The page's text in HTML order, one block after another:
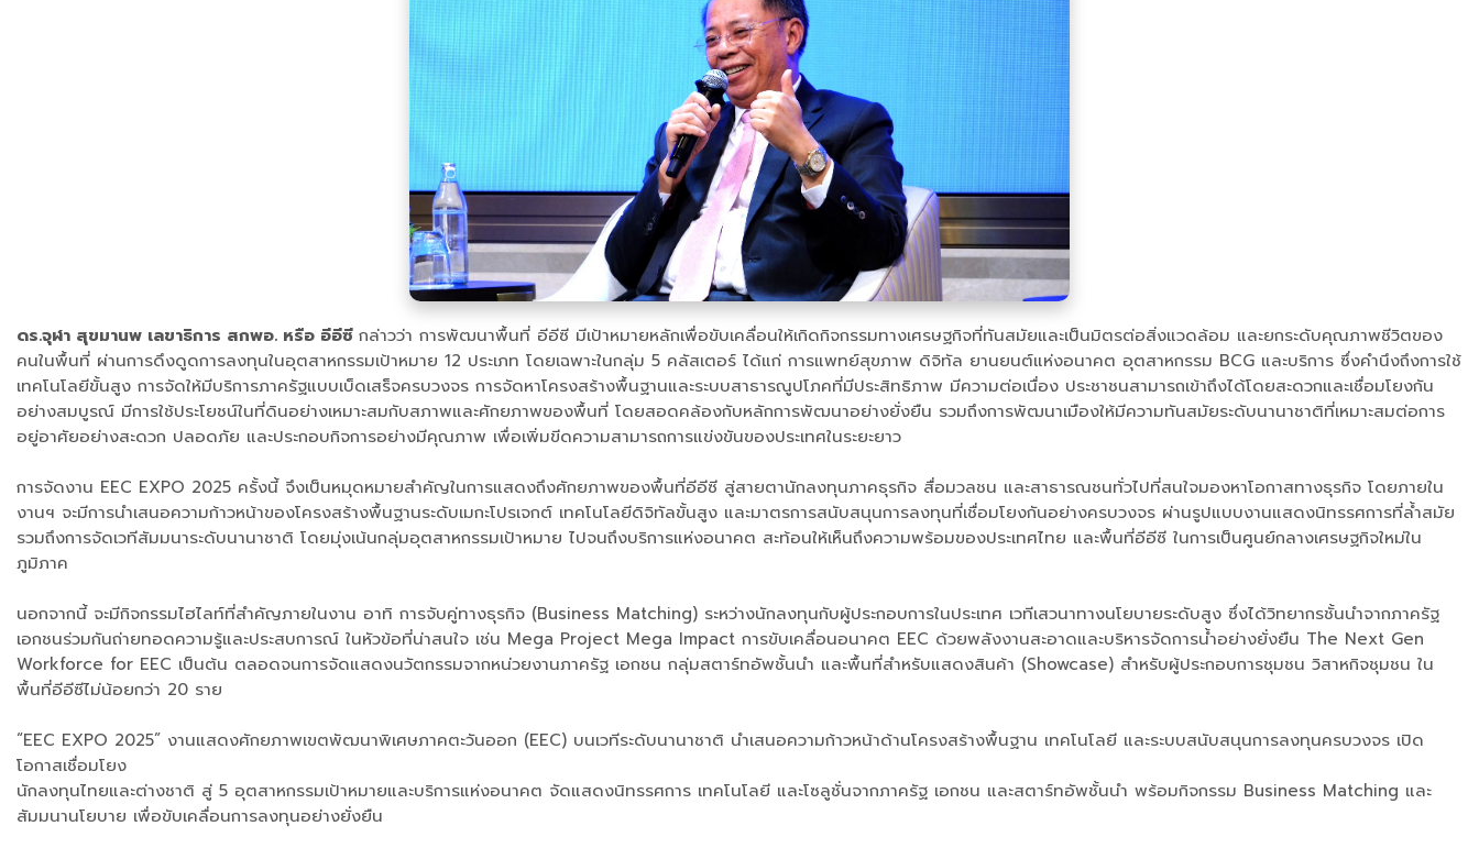
ดร.จุฬา สุขมานพ เลขาธิการ สกพอ. หรือ อีอีซี กล่าวว่า การพัฒนาพื้นที่ อีอีซี มีเป้าหมายหลักเพื่อขับเคลื่อนให้เกิดกิจกรรมทางเศรษฐกิจที่ทันสมัยและเป็นมิตรต่อสิ่งแวดล้อม และยกระดับคุณภาพชีวิตของ
คนในพื้นที่ ผ่านการดึงดูดการลงทุนในอุตสาหกรรมเป้าหมาย 12 ประเภท โดยเฉพาะในกลุ่ม 5 คลัสเตอร์ ได้แก่ การแพทย์สุขภาพ ดิจิทัล ยานยนต์แห่งอนาคต อุตสาหกรรม BCG และบริการ ซึ่งคำนึงถึงการใช้
เทคโนโลยีขั้นสูง การจัดให้มีบริการภาครัฐแบบเบ็ดเสร็จครบวงจร การจัดหาโครงสร้างพื้นฐานและระบบสาธารณูปโภคที่มีประสิทธิภาพ มีความต่อเนื่อง ประชาชนสามารถเข้าถึงได้โดยสะดวกและเชื่อมโยงกัน
อย่างสมบูรณ์ มีการใช้ประโยชน์ในที่ดินอย่างเหมาะสมกับสภาพและศักยภาพของพื้นที่ โดยสอดคล้องกับหลักการพัฒนาอย่างยั่งยืน รวมถึงการพัฒนาเมืองให้มีความทันสมัยระดับนานาชาติที่เหมาะสมต่อการ
อยู่อาศัยอย่างสะดวก ปลอดภัย และประกอบกิจการอย่างมีคุณภาพ เพื่อเพิ่มขีดความสามารถการแข่งขันของประเทศในระยะยาว
การจัดงาน EEC EXPO 2025 ครั้งนี้ จึงเป็นหมุดหมายสำคัญในการแสดงถึงศักยภาพของพื้นที่อีอีซี สู่สายตานักลงทุนภาคธุรกิจ สื่อมวลชน และสาธารณชนทั่วไปที่สนใจมองหาโอกาสทางธุรกิจ โดยภายใน
งานฯ จะมีการนำเสนอความก้าวหน้าของโครงสร้างพื้นฐานระดับเมกะโปรเจกต์ เทคโนโลยีดิจิทัลขั้นสูง และมาตรการสนับสนุนการลงทุนที่เชื่อมโยงกันอย่างครบวงจร ผ่านรูปแบบงานแสดงนิทรรศการที่ล้ำสมัย
รวมถึงการจัดเวทีสัมมนาระดับนานาชาติ โดยมุ่งเน้นกลุ่มอุตสาหกรรมเป้าหมาย ไปจนถึงบริการแห่งอนาคต สะท้อนให้เห็นถึงความพร้อมของประเทศไทย และพื้นที่อีอีซี ในการเป็นศูนย์กลางเศรษฐกิจใหม่ใน
ภูมิภาค
นอกจากนี้ จะมีกิจกรรมไฮไลท์ที่สำคัญภายในงาน อาทิ การจับคู่ทางธุรกิจ (Business Matching) ระหว่างนักลงทุนกับผู้ประกอบการในประเทศ เวทีเสวนาทางนโยบายระดับสูง ซึ่งได้วิทยากรชั้นนำจากภาครัฐ
เอกชนร่วมกันถ่ายทอดความรู้และประสบการณ์ ในหัวข้อที่น่าสนใจ เช่น Mega Project Mega Impact การขับเคลื่อนอนาคต EEC ด้วยพลังงานสะอาดและบริหารจัดการน้ำอย่างยั่งยืน The Next Gen
Workforce for EEC เป็นต้น ตลอดจนการจัดแสดงนวัตกรรมจากหน่วยงานภาครัฐ เอกชน กลุ่มสตาร์ทอัพชั้นนำ และพื้นที่สำหรับแสดงสินค้า (Showcase) สำหรับผู้ประกอบการชุมชน วิสาหกิจชุมชน ใน
พื้นที่อีอีซีไม่น้อยกว่า 20 ราย
“EEC EXPO 2025” งานแสดงศักยภาพเขตพัฒนาพิเศษภาคตะวันออก (EEC) บนเวทีระดับนานาชาติ นำเสนอความก้าวหน้าด้านโครงสร้างพื้นฐาน เทคโนโลยี และระบบสนับสนุนการลงทุนครบวงจร เปิด
โอกาสเชื่อมโยง
นักลงทุนไทยและต่างชาติ สู่ 5 อุตสาหกรรมเป้าหมายและบริการแห่งอนาคต จัดแสดงนิทรรศการ เทคโนโลยี และโซลูชั่นจากภาครัฐ เอกชน และสตาร์ทอัพชั้นนำ พร้อมกิจกรรม Business Matching และ
สัมมนานโยบาย เพื่อขับเคลื่อนการลงทุนอย่างยั่งยืน